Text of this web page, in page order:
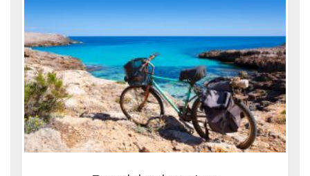
Spiagge e Cale di Minorca